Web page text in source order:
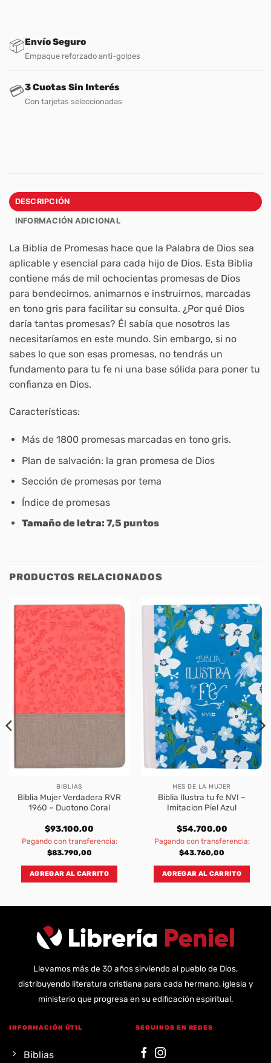
📦Envío Seguro
Empaque reforzado anti-golpes
💳3 Cuotas Sin Interés
Con tarjetas seleccionadas
DESCRIPCIÓN
INFORMACIÓN ADICIONAL
La Biblia de Promesas hace que la Palabra de Dios sea
aplicable y esencial para cada hijo de Dios. Esta Biblia
contiene más de mil ochocientas promesas de Dios
para bendecirnos, animarnos e instruirnos, marcadas
en tono gris para facilitar su consulta. ¿Por qué Dios
daría tantas promesas? Él sabía que nosotros las
necesitaríamos en este mundo. Sin embargo, si no
sabes lo que son esas promesas, no tendrás un
fundamento para tu fe ni una base sólida para poner tu
confianza en Dios.
Características:
Más de 1800 promesas marcadas en tono gris.
Plan de salvación: la gran promesa de Dios
Sección de promesas por tema
Índice de promesas
Tamaño de letra: 7,5 puntos
PRODUCTOS RELACIONADOS
BIBLIAS
Biblia Mujer Verdadera RVR
1960 – Duotono Coral
$93.100,00
Pagando con transferencia:
$83.790,00
AGREGAR AL CARRITO
MES DE LA MUJER
Biblia Ilustra tu fe NVI –
Imitacion Piel Azul
$54.700,00
Pagando con transferencia:
$43.760,00
AGREGAR AL CARRITO
Llevamos más de 30 años sirviendo al pueblo de Dios,
distribuyendo literatura cristiana para cada hermano, iglesia y
ministerio que progresa en su edificación espiritual.
INFORMACIÓN ÚTIL
Biblias
SEGUINOS EN REDES